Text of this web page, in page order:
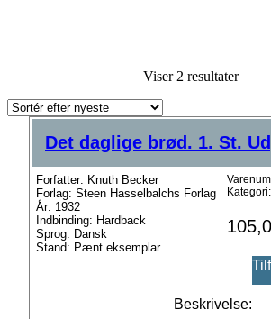
Viser 2 resultater
Det daglige brød. 1. St.
Forfatter: Knuth Becker
Forlag: Steen Hasselbalchs Forlag
År: 1932
Indbinding: Hardback
Sprog: Dansk
Stand: Pænt eksemplar
Kategori:
Beskrivelse: